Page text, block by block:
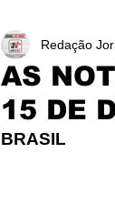
AS
15 DE
Redação
BRASIL